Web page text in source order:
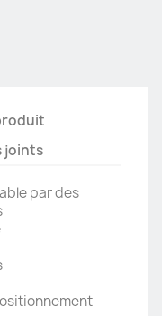
joints
par des